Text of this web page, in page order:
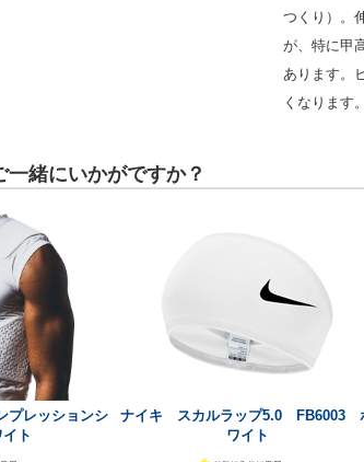
つくり）。
が、特に甲
あります。
くなります
一緒にいかがですか？
レッションシ
ト
ナイキ スカルラップ5.0 FB6003
ワイト